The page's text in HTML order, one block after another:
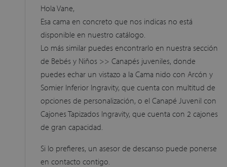
Hola Vane,
Esa cama en concreto que nos indicas no está
disponible en nuestro catálogo.
Lo más similar puedes encontrarlo en nuestra sección
de Bebés y Niños >> Canapés juveniles, donde
puedes echar un vistazo a la Cama nido con Arcón y
Somier Inferior Ingravity, que cuenta con multitud de
opciones de personalización, o el Canapé Juvenil con
Cajones Tapizados Ingravity, que cuenta con 2 cajones
de gran capacidad.
Si lo prefieres, un asesor de descanso puede ponerse
en contacto contigo.